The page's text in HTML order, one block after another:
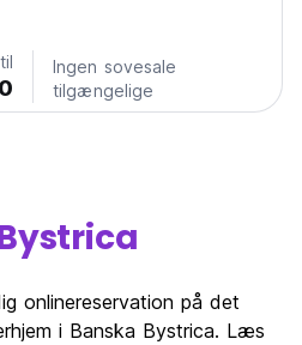
Ingen sovesale
tilgængelige
onlinereservation på det
i Banska Bystrica. Læs